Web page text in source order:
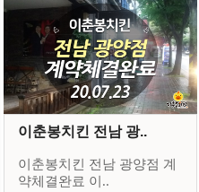
이춘봉치킨 전남 광..
이춘봉치킨 전남 광양점 계
약체결완료 이..